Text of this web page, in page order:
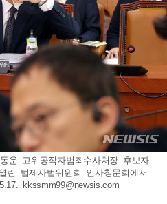
운 고위공직자범죄수사처장 후보자
법제사법위원회 인사청문회에서
kkssmm99@newsis.com